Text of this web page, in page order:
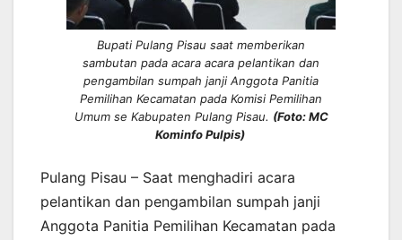
Bupati Pulang Pisau saat memberikan
sambutan pada acara acara pelantikan dan
pengambilan sumpah janji Anggota Panitia
Pemilihan Kecamatan pada Komisi Pemilihan
Umum se Kabupaten Pulang Pisau. (Foto: MC
Kominfo Pulpis)
Pulang Pisau – Saat menghadiri acara
pelantikan dan pengambilan sumpah janji
Anggota Panitia Pemilihan Kecamatan pada